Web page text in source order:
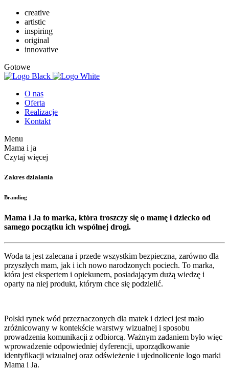
creative
artistic
inspiring
original
innovative
Gotowe
O nas
Oferta
Realizacje
Kontakt
Menu
Mama i ja
Czytaj więcej
Zakres działania
Branding
Mama i Ja to marka, która troszczy się o mamę i dziecko od
samego początku ich wspólnej drogi.
Woda ta jest zalecana i przede wszystkim bezpieczna, zarówno dla
przyszłych mam, jak i ich nowo narodzonych pociech. To marka,
która jest ekspertem i opiekunem, posiadającym dużą wiedzę i
oparty na niej produkt, którym chce się podzielić.
Polski rynek wód przeznaczonych dla matek i dzieci jest mało
zróżnicowany w kontekście warstwy wizualnej i sposobu
prowadzenia komunikacji z odbiorcą. Ważnym zadaniem było więc
wprowadzenie odpowiedniej dyferencji, uporządkowanie
identyfikacji wizualnej oraz odświeżenie i ujednolicenie logo marki
Mama i Ja.